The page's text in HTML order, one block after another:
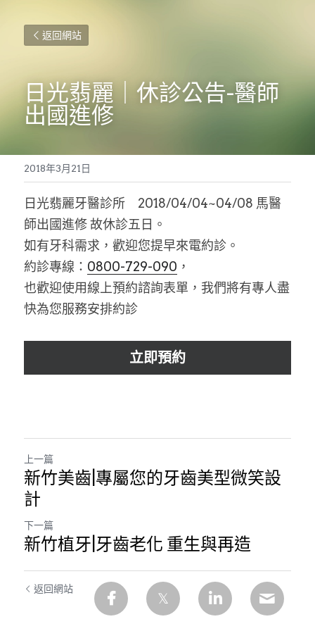
返回網站
日光翡麗｜休診公告-醫師
出國進修
2018年3月21日
日光翡麗牙醫診所　2018/04/04~04/08 馬醫
師出國進修 故休診五日。
如有牙科需求，歡迎您提早來電約診。
約診專線： 0800-729-090 ，
也歡迎使用線上預約諮詢表單，我們將有專人盡
快為您服務安排約診
立即預約
上一篇
新竹美齒|專屬您的牙齒美型微笑設
計
下一篇
新竹植牙|牙齒老化 重生與再造
返回網站